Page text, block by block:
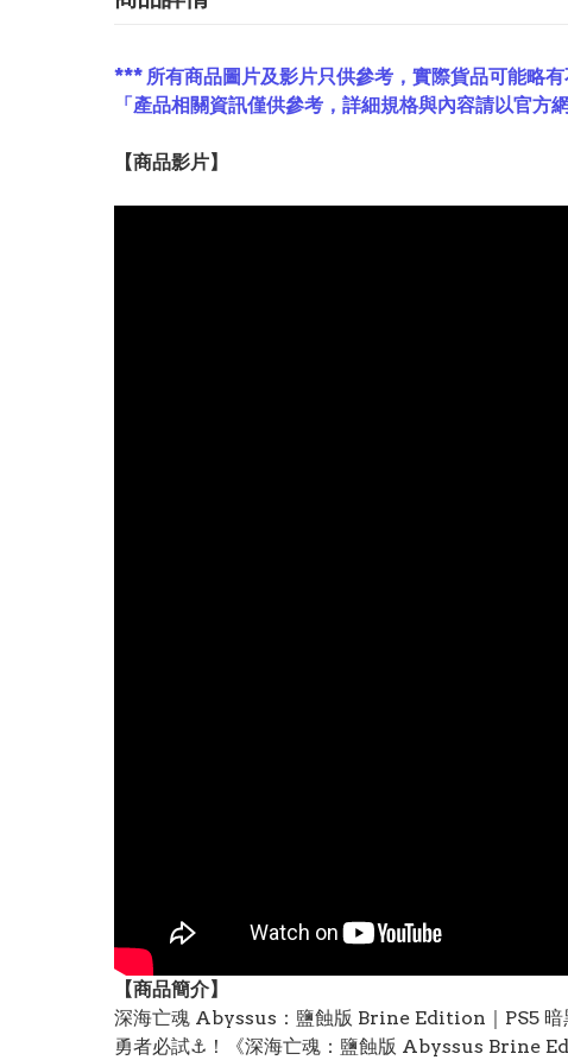
*** 所有商品圖片及影片只供參考，實際貨品可能略
「產品相關資訊僅供參考，詳細規格與內容請以官方
【商品影片】
【商品簡介】
深海亡魂 Abyssus：鹽蝕版 Brine Edition｜PS5 暗
勇者必試⚓️！《深海亡魂：鹽蝕版 Abyssus Brine